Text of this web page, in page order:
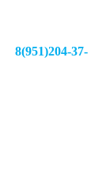
8(951)204-37-